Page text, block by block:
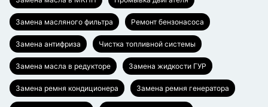
Замена масляного фильтра Ремонт бензонасоса
Замена антифриза Чистка топливной системы
Замена масла в редукторе Замена жидкости ГУР
Замена ремня кондиционера Замена ремня генератора